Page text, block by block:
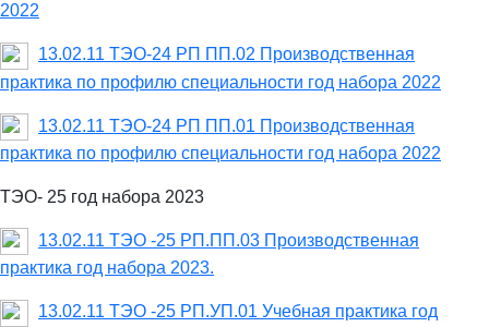
2022
13.02.11 ТЭО-24 РП ПП.02 Производственная
практика по профилю специальности год набора 2022
13.02.11 ТЭО-24 РП ПП.01 Производственная
практика по профилю специальности год набора 2022
ТЭО- 25 год набора 2023
13.02.11 ТЭО -25 РП.ПП.03 Производственная
практика год набора 2023.
13.02.11 ТЭО -25 РП.УП.01 Учебная практика год